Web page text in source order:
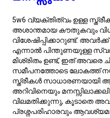
കണ്ടെത്തുക.
ആഴങ്ങൾ
പുരുഷന്മാർ
5w6 വ്യക്തിത്വ തരം ഉള്ള
അവരുടെ ബൗദ്ധിക
വിശേഷിപ്പിക്കപ്പെടുന്നു.
സ്വഭാവവും ടൈപ്പ് 6ന്റെ
ഒരു അനന്യമായ മിശ്രിതം
ആഴത്തിലുള്ള
പ്രായോഗികവും